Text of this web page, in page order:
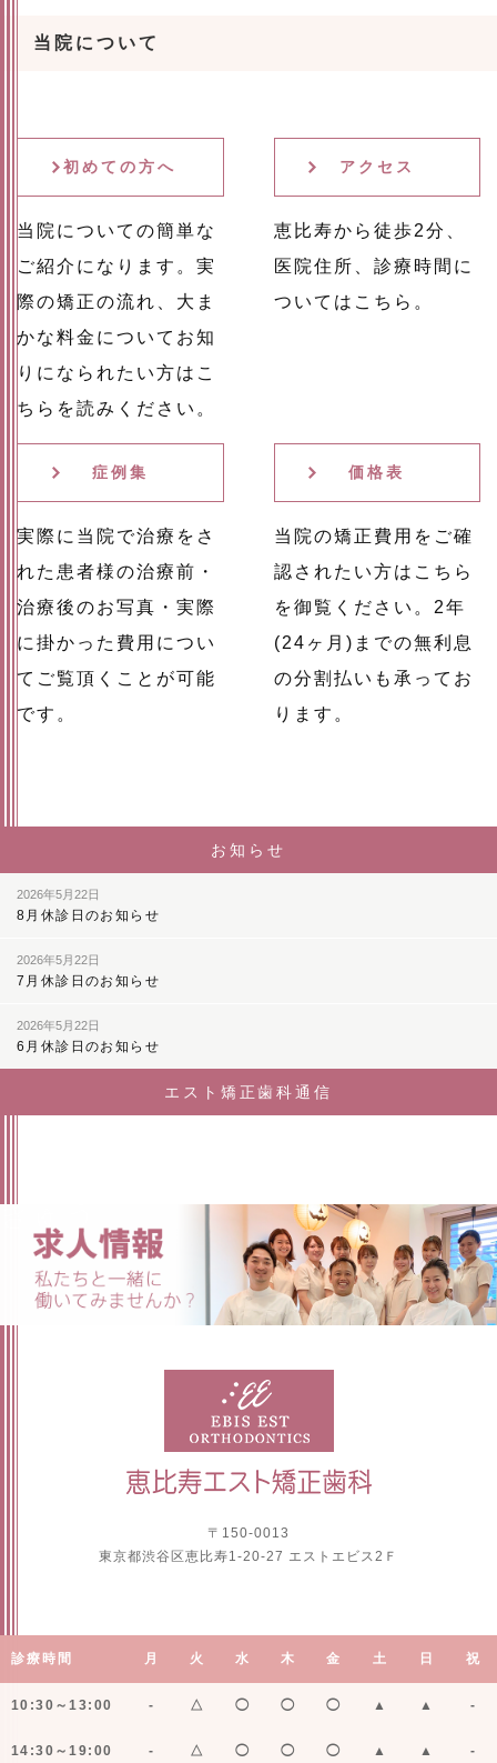
当院について
初めての方へ
当院についての簡単な
ご紹介になります。実
際の矯正の流れ、大ま
かな料金についてお知
りになられたい方はこ
ちらを読みください。
アクセス
恵比寿から徒歩2分、
医院住所、診療時間に
ついてはこちら。
症例集
実際に当院で治療をさ
れた患者様の治療前・
治療後のお写真・実際
に掛かった費用につい
てご覧頂くことが可能
です。
価格表
当院の矯正費用をご確
認されたい方はこちら
を御覧ください。2年
(24ヶ月)までの無利息
の分割払いも承ってお
ります。
お知らせ
2026年5月22日
8月休診日のお知らせ
2026年5月22日
7月休診日のお知らせ
2026年5月22日
6月休診日のお知らせ
エスト矯正歯科通信
〒150-0013
東京都渋谷区恵比寿1-20-27 エストエビス2Ｆ
診療時間 月 火 水 木 金 土 日 祝
10:30～13:00 - △ ◯ ◯ ◯ ▲ ▲ -
14:30～19:00 - △ ◯ ◯ ◯ ▲ ▲ -